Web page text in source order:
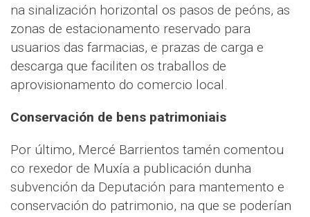
na sinalización horizontal os pasos de peóns, as
zonas de estacionamento reservado para
usuarios das farmacias, e prazas de carga e
descarga que faciliten os traballos de
aprovisionamento do comercio local.
Conservación de bens patrimoniais
Por último, Mercé Barrientos tamén comentou
co rexedor de Muxía a publicación dunha
subvención da Deputación para mantemento e
conservación do patrimonio, na que se poderían